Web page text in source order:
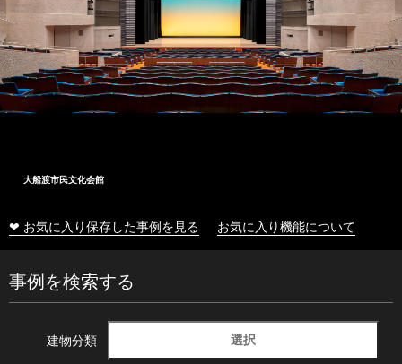
大船渡市民文化会館
❤ お気に入り保存した事例を見る お気に入り機能について
事例を検索する
建物分類 選択